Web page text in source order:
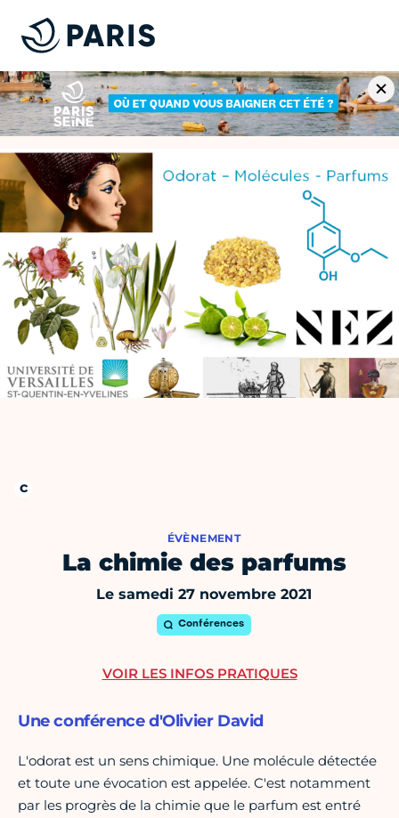
ÉVÈNEMENT
La chimie des parfums
Le samedi 27 novembre 2021
Conférences
Une conférence d'Olivier David
L'odorat est un sens chimique. Une molécule détectée
et toute une évocation est appelée. C'est notamment
par les progrès de la chimie que le parfum est entré
VOIR LES INFOS PRATIQUES